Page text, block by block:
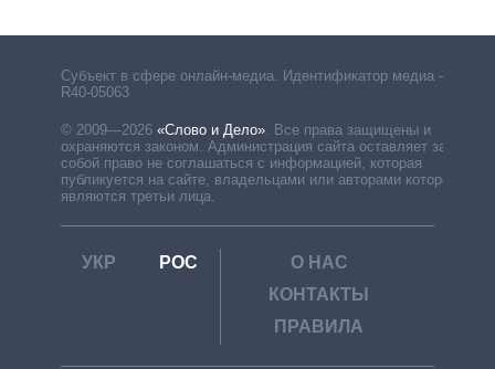
Субъект в сфере онлайн-медиа. Идентификатор медиа –
R40-05063
© 2009—2026 «Слово и Дело». Все права защищены и
охраняются законом. Администрация сайта оставляет за
собой право не соглашаться с информацией, которая
публикуется на сайте, владельцами или авторами которой
являются третьи лица.
УКР РОС
О НАС
КОНТАКТЫ
ПРАВИЛА